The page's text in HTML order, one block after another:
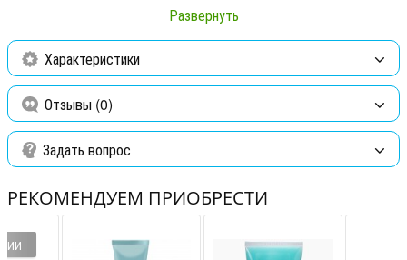
Активные ингредиенты:кофеин, гидролизат протеинов сои,
гидролизат протеинов пшеницы, экстракт репчатого лука,
экстракт корня женьшеня, глюкоза, пантенол, цинк, аргинин
гидрохлорид, цитруллин, глюкозамин гидрохлорид, ниацинамид,
орнитин гидрохлорид, пиридоксин, биотин, гюконолактон, ПАВ.
Для наружного применения. Избегать попадания в глаза. В
случае попадания промыть большим количеством воды. Не
применять при повреждении кожи головы. Хранить в закрытом
виде. Беречь от детей. Хранить в закрытом виде.
Развернуть
Характеристики
Отзывы (0)
Задать вопрос
РЕКОМЕНДУЕМ ПРИОБРЕСТИ